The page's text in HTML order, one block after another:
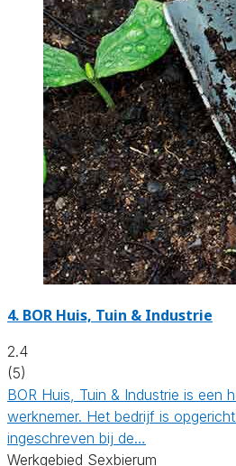
4. BOR Huis, Tuin & Industrie
2.4
(5)
BOR Huis, Tuin & Industrie is een
werknemer. Het bedrijf is
ingeschreven bij de…
Werkgebied Sexbierum